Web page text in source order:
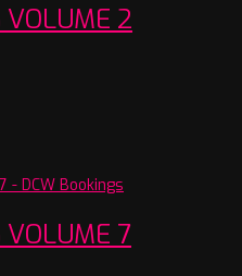
VOLUME 2
VOLUME 7